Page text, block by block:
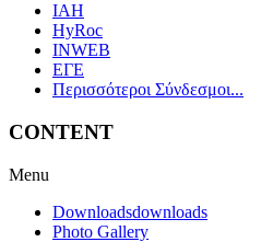
IAH
HyRoc
INWEB
ΕΓΕ
Περισσότεροι Σύνδεσμοι...
CONTENT
Menu
Downloadsdownloads
Photo Gallery